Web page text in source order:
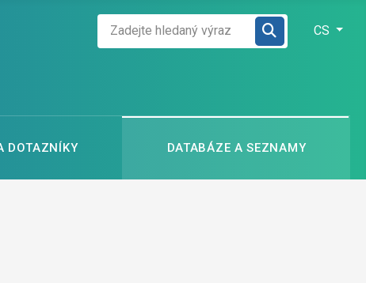
CS
DOTAZNÍKY DATABÁZE A SEZNAMY